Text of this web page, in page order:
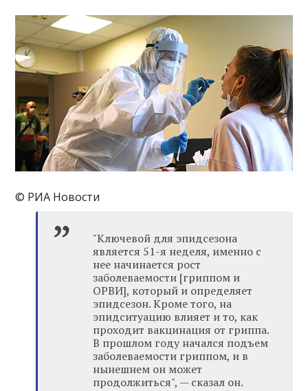
© РИА Новости
"Ключевой для эпидсезона
является 51-я неделя, именно с
нее начинается рост
заболеваемости [гриппом и
ОРВИ], который и определяет
эпидсезон. Кроме того, на
эпидситуацию влияет и то, как
проходит вакцинация от гриппа.
В прошлом году начался подъем
заболеваемости гриппом, и в
нынешнем он может
продолжиться", — сказал он.